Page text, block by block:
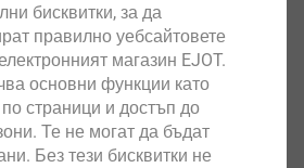
EJOT Micro Screws
Виж продукта
бисквитки, за да
правилно уебсайтовете
магазин EJOT.
основни функции като
страници и достъп до
Те не могат да бъдат
Без тези бисквитки не